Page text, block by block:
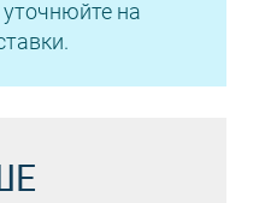
уточнюйте на